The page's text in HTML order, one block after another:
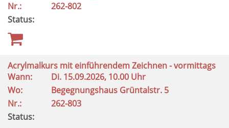
Nr.:
262-802
Status:
Acrylmalkurs mit einführendem Zeichnen - vormittags
Wann:
Di. 15.09.2026, 10.00 Uhr
Wo:
Begegnungshaus Grüntalstr. 5
Nr.:
262-803
Status: